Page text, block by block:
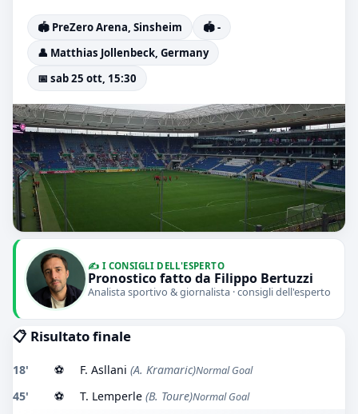
🏟️ PreZero Arena, Sinsheim
🏟️ -
👤 Matthias Jollenbeck, Germany
📅 sab 25 ott, 15:30
✍️ I CONSIGLI DELL'ESPERTO
Pronostico fatto da Filippo Bertuzzi
Analista sportivo & giornalista · consigli dell'esperto
📋 Risultato finale
18' ⚽ F. Asllani (A. Kramaric)Normal Goal
45' ⚽ T. Lemperle (B. Toure)Normal Goal